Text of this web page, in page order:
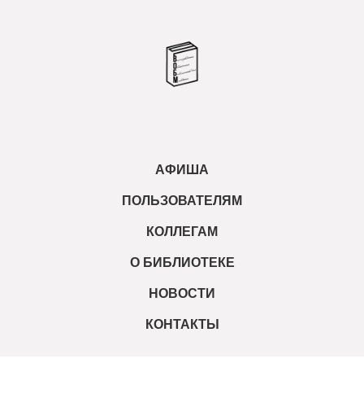
АФИША
ПОЛЬЗОВАТЕЛЯМ
КОЛЛЕГАМ
О БИБЛИОТЕКЕ
НОВОСТИ
КОНТАКТЫ